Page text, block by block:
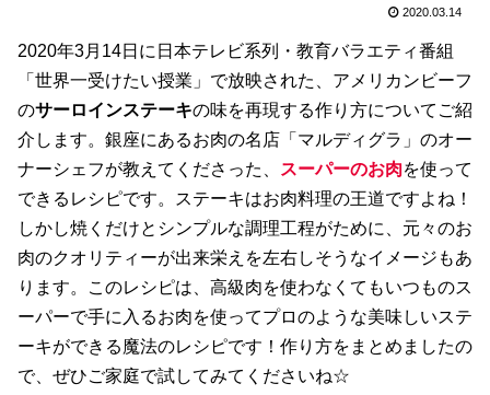
2020.03.14
2020年3月14日に日本テレビ系列・教育バラエティ番組
「世界一受けたい授業」で放映された、アメリカンビーフ
のサーロインステーキの味を再現する作り方についてご紹
介します。銀座にあるお肉の名店「マルディグラ」のオー
ナーシェフが教えてくださった、
スーパーのお肉を使って
できるレシピです。ステーキはお肉料理の王道ですよね！
しかし焼くだけとシンプルな調理工程がために、元々のお
肉のクオリティーが出来栄えを左右しそうなイメージもあ
ります。このレシピは、高級肉を使わなくてもいつものス
ーパーで手に入るお肉を使ってプロのような美味しいステ
ーキができる魔法のレシピです！作り方をまとめましたの
で、ぜひご家庭で試してみてくださいね☆